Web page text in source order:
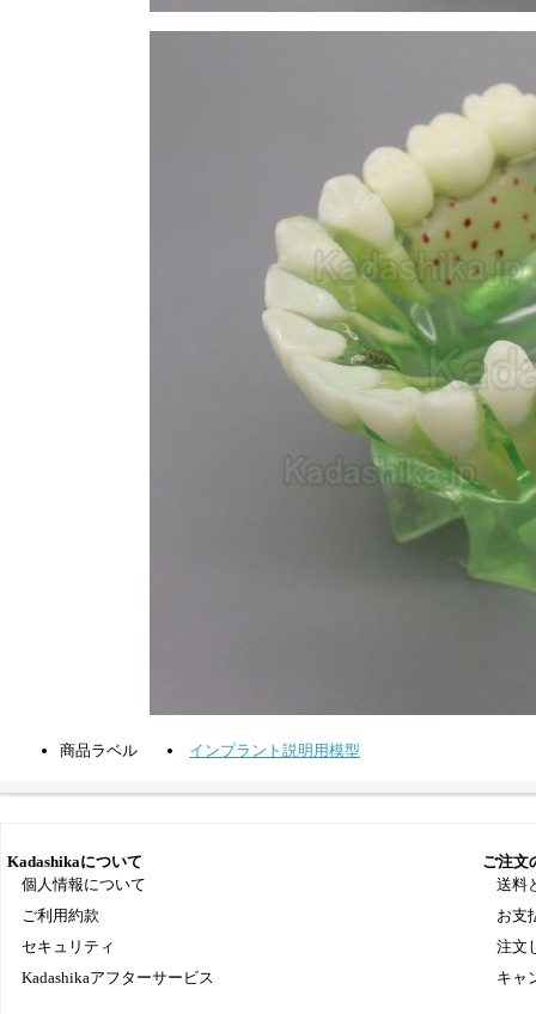
商品ラベル インプラント説明用模型
Kadashikaについて
個人情報について
ご利用約款
セキュリティ
Kadashikaアフターサービス
ご注文
送料
お支
注文
キャ